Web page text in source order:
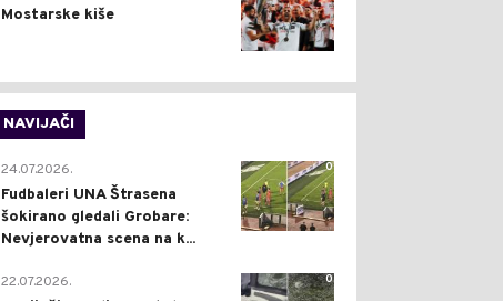
Mostarske kiše
NAVIJAČI
0
24.07.2026.
Fudbaleri UNA Štrasena
šokirano gledali Grobare:
Nevjerovatna scena na k...
0
22.07.2026.